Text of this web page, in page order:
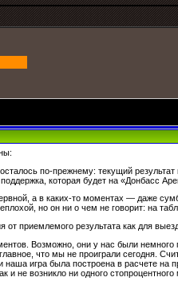
по-прежнему: текущий
которая будет на «Донбасс
а в каких-то моментах — даже
но он ни о чем не говорит: на
приемлемого результата как для
Возможно, они у нас были
что мы не проиграли сегодня.
игра была построена в расчете
и не возникло ни одного